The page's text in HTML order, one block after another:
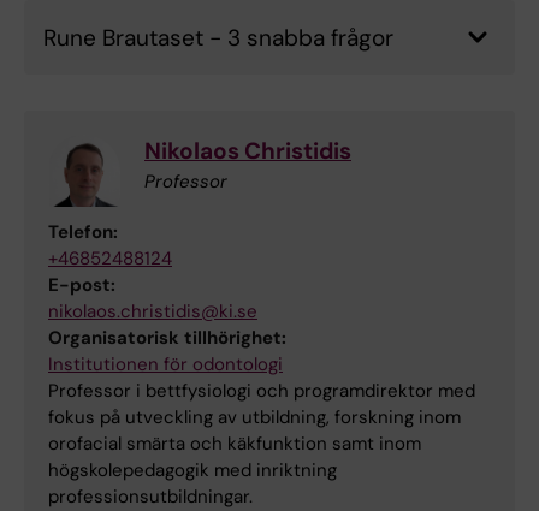
Rune Brautaset - 3 snabba frågor
Nikolaos Christidis
Professor
Telefon:
+46852488124
E-post:
nikolaos.christidis@ki.se
Organisatorisk tillhörighet:
Institutionen för odontologi
Professor i bettfysiologi och programdirektor med
fokus på utveckling av utbildning, forskning inom
orofacial smärta och käkfunktion samt inom
högskolepedagogik med inriktning
professionsutbildningar.